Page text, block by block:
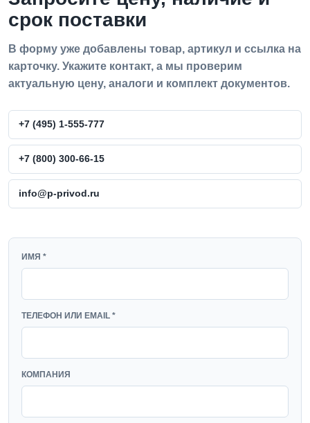
срок поставки
В форму уже добавлены товар, артикул и ссылка на
карточку. Укажите контакт, а мы проверим
актуальную цену, аналоги и комплект документов.
+7 (495) 1-555-777
+7 (800) 300-66-15
info@p-privod.ru
ИМЯ *
ТЕЛЕФОН ИЛИ EMAIL *
КОМПАНИЯ
WEBSITE